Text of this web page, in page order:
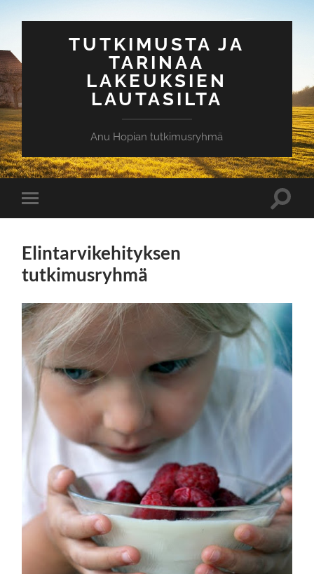
TUTKIMUSTA JA
TARINAA
LAKEUKSIEN
LAUTASILTA
Anu Hopian tutkimusryhmä
Toggle
mobile
Toggle
Elintarvikehityksen
tutkimusryhmä